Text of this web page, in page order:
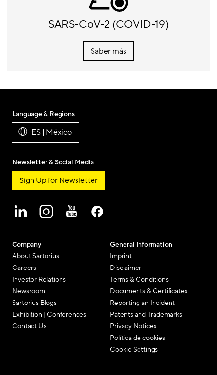
SARS-CoV-2 (COVID-19)
Saber más
Company
About Sartorius
Careers
Investor Relations
Newsroom
Sartorius Blogs
Exhibition | Conferences
Contact Us
General Information
Imprint
Disclaimer
Terms & Conditions
Documents & Certificates
Reporting an Incident
Patents and Trademarks
Privacy Notices
Política de cookies
Cookie Settings
Language & Regions
ES | México
Newsletter & Social Media
Sign Up for Newsletter